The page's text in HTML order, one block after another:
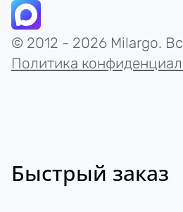
© 2012 - 2026 Milargo.
Политика
Быстрый заказ